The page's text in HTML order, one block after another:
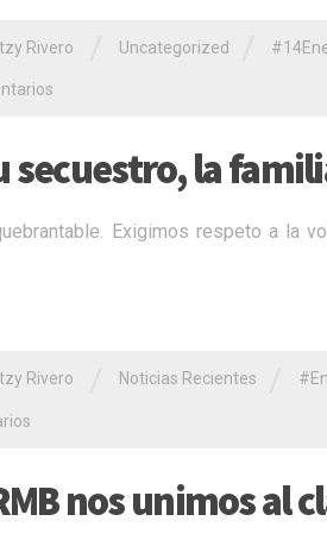
Rivero Uncategorized
secuestro, la
Exigimos respeto a la
Rivero Noticias Recientes
nos unimos al